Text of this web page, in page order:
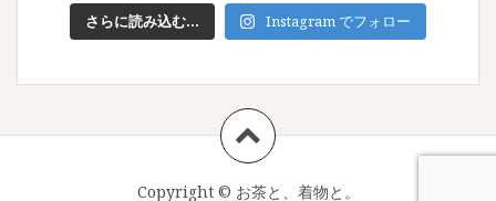
さらに読み込む... Instagram でフォロー
Copyright © お茶と、着物と。